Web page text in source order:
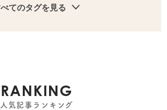
てのタグを見る
RANKING
人気記事ランキング